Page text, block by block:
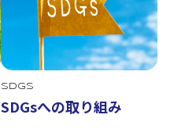
SDGs
SDGsへの取り組み